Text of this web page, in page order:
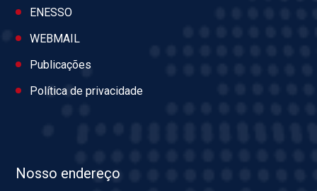
ENESSO
WEBMAIL
Publicações
Política de privacidade
Nosso endereço